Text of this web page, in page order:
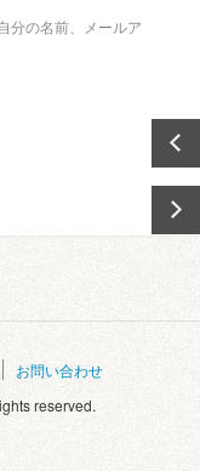
分の名前、メールア
お問い合わせ
reserved.